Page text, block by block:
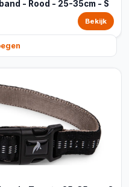
- Rood - 25-35cm - S
Bekijk